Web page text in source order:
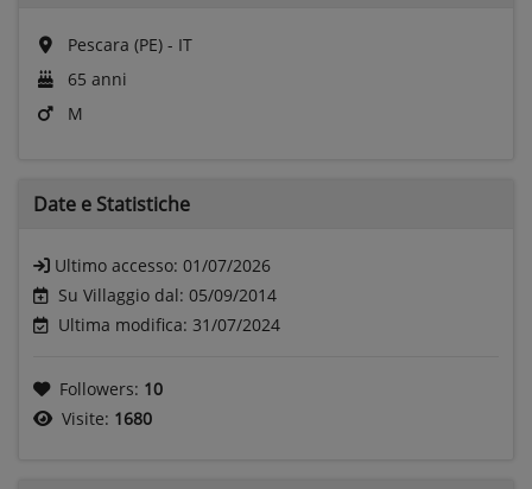
Pescara (PE) - IT
65 anni
M
Date e Statistiche
Ultimo accesso: 01/07/2026
Su Villaggio dal: 05/09/2014
Ultima modifica: 31/07/2024
Followers: 10
Visite: 1680